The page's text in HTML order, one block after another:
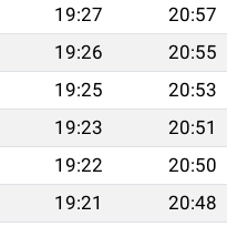
19:27
20:57
19:26
20:55
19:25
20:53
19:23
20:51
19:22
20:50
19:21
20:48